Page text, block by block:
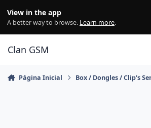
View in the app
A better way to browse. Learn more.
Clan GSM
Página Inicial Box / Dongles / Clip's